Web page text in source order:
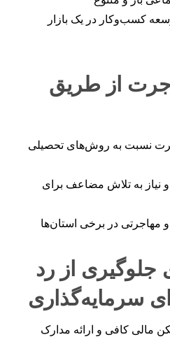
کسب‌وکار در یک بازار
از طریق
نسبت به روش‌های تحصیلی
و نیاز به تلاش مضاعف برای
مهاجرتی در برخی استان‌ها
جلوگیری از رد
سرمایه‌گذاری
مالی کافی و ارائه مدارک